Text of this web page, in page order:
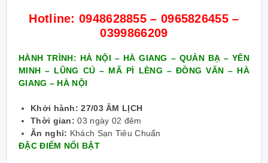
Hotline:0948628855 – 0965826455 –
0399866209
HÀNH TRÌNH: HÀ NỘI – HÀ GIANG – QUẢN BẠ – YÊN
MINH – LŨNG CÚ – MÃ PÌ LÈNG – ĐỒNG VĂN – HÀ
GIANG – HÀ NỘI
Khởi hành: 27/03 ÂM LỊCH
Thời gian: 03 ngày 02 đêm
Ăn nghỉ: Khách Sạn Tiêu Chuẩn
ĐẶC ĐIỂM NỔI BẬT